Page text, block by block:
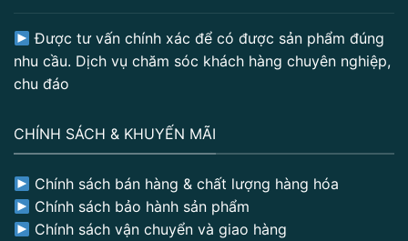
Được tư vấn chính xác để có được sản phẩm đúng
nhu cầu. Dịch vụ chăm sóc khách hàng chuyên nghiệp,
chu đáo
CHÍNH SÁCH & KHUYẾN MÃI
Chính sách bán hàng & chất lượng hàng hóa
Chính sách bảo hành sản phẩm
Chính sách vận chuyển và giao hàng